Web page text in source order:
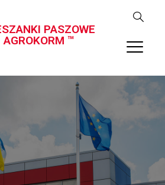
PASZOWE
AGROKORM ™